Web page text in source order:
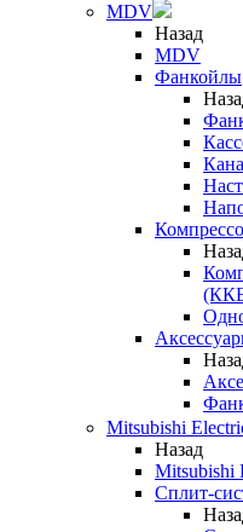
MDV
Назад
MDV
Фанкойлы
Mitsubishi
Назад
Mitsubishi
Сплит-